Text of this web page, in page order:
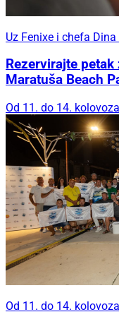
Uz Fenixe i chefa Dina
Rezervirajte
Maratuša Beach
Od 11. do 14. kolovoza
Od 11. do 14. kolovoza